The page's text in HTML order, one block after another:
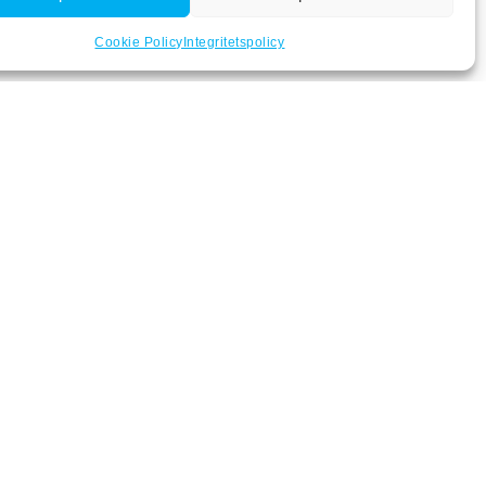
Cookie Policy Integritetspolicy